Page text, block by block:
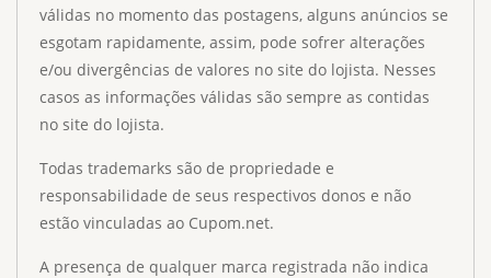
válidas no momento das postagens, alguns anúncios se
esgotam rapidamente, assim, pode sofrer alterações
e/ou divergências de valores no site do lojista. Nesses
casos as informações válidas são sempre as contidas
no site do lojista.
Todas trademarks são de propriedade e
responsabilidade de seus respectivos donos e não
estão vinculadas ao Cupom.net.
A presença de qualquer marca registrada não indica